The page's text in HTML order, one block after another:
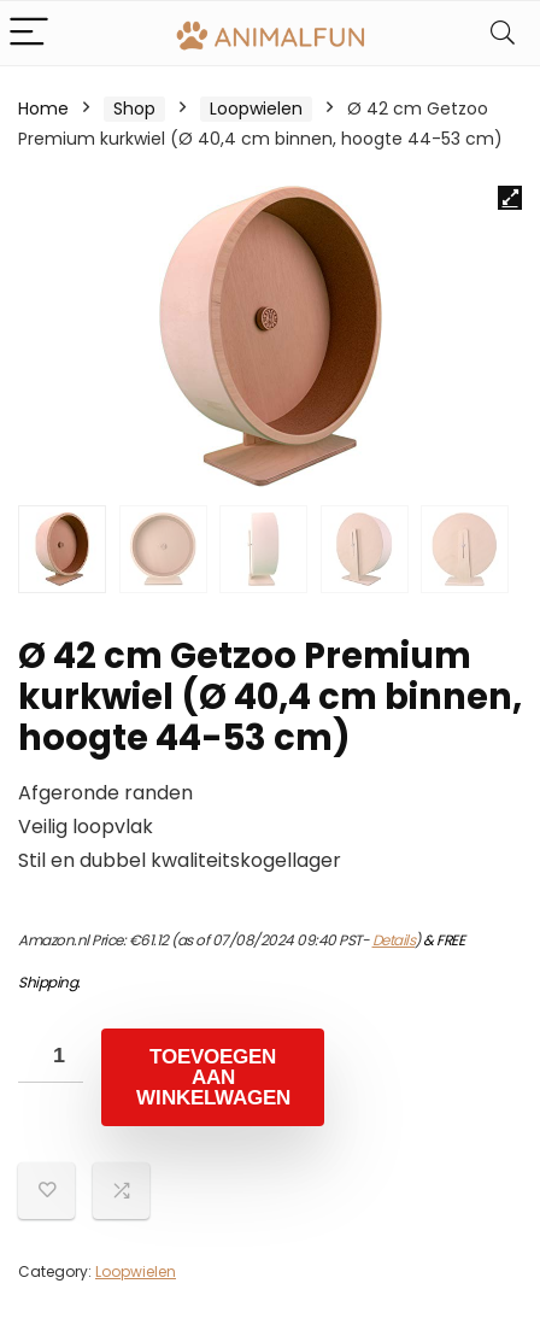
Home Shop Loopwielen
Ø 42 cm Getzoo
Premium kurkwiel (Ø 40,4 cm binnen, hoogte 44-53 cm)
Ø 42 cm Getzoo Premium
kurkwiel (Ø 40,4 cm binnen,
hoogte 44-53 cm)
Afgeronde randen
Veilig loopvlak
Stil en dubbel kwaliteitskogellager
Amazon.nl Price:€61.12(as of 07/08/2024 09:40 PST-Details)&FREE
Shipping.
TOEVOEGEN
AAN
WINKELWAGEN
Category: Loopwielen